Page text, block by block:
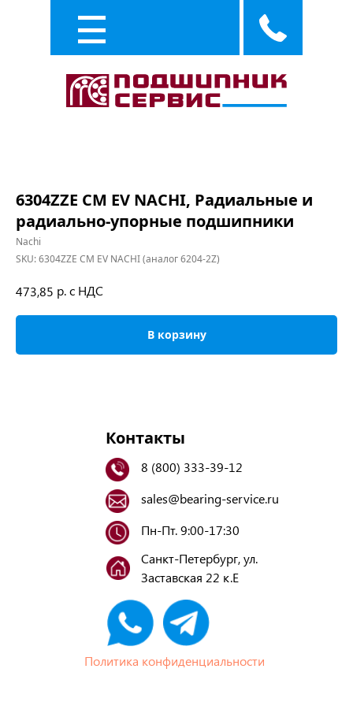
6304ZZE CM EV NACHI, Радиальные и
радиально-упорные подшипники
Nachi
SKU:6304ZZE CM EV NACHI (аналог 6204-2Z)
473,85 р. с НДС
В корзину
Контакты
8 (800) 333-39-12
sales@bearing-service.ru
Санкт-Петербург, ул.
Заставская 22 к.Е
Пн-Пт. 9:00-17:30
Политика конфиденциальности